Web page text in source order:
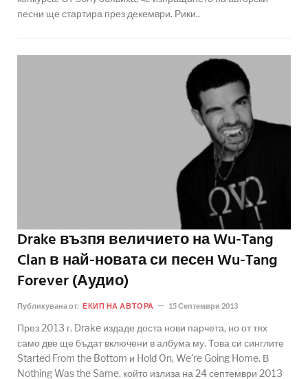
песни ще стартира през декември. Рики..
Drake възпя величието на Wu-Tang
Clan в най-новата си песен Wu-Tang
Forever (Аудио)
Публикувана от: ЕКИП НА АВТОРА 15 Септември 2013
През 2013 г. Drake издаде доста нови парчета, но от тях
само две ще бъдат включени в албума му. Това си синглите
Started From the Bottom и Hold On, We're Going Home. В
Nothing Was the Same, който излиза на 24 септември 2013